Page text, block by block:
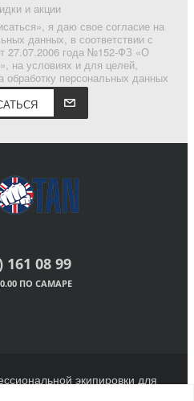
и акции
я даю свое согласие на
данных, в соответствии с
27.07.2006 года №152-ФЗ «О
на условиях и для целей,
персональных данных
161 08 99
ПО САМАРЕ
экипировки для
2011 - 2023 г.